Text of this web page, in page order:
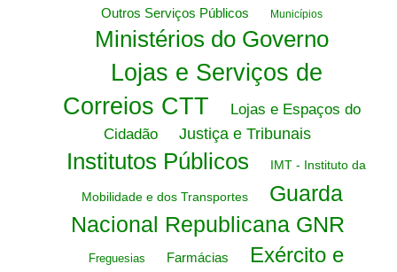
Outros Serviços Públicos Municípios
Ministérios do Governo
Lojas e Serviços de
Correios CTT
Lojas e Espaços do
Cidadão
Justiça e Tribunais
Institutos Públicos IMT - Instituto da
Mobilidade e dos Transportes
Guarda
Nacional Republicana GNR
Freguesias Farmácias Exército e